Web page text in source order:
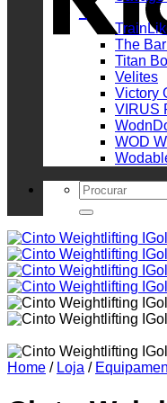
_
The
Titan
Velites
Victory
VIRUS
WOD
Search
for:
Home / Loja /